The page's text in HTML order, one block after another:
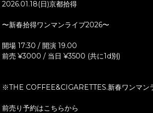
2026.01.18(日)京都拾得
〜新春拾得ワンマンライブ2026〜
開場 17:30 / 開演 19.00
前売 ¥3000 / 当日 ¥3500 (共に1d別)
※THE COFFEE&CIGARETTES.新春ワンマン
前売り予約はこちらから